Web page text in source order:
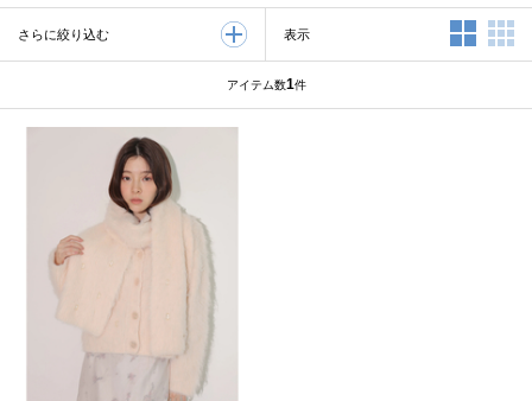
さらに絞り込む 表示 2列表示
アイテム数1件